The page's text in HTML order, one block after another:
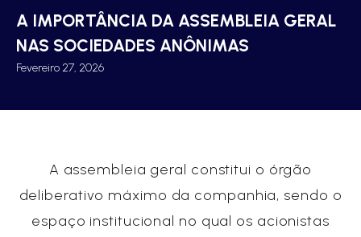
A IMPORTÂNCIA DA ASSEMBLEIA GERAL
NAS SOCIEDADES ANÔNIMAS
Fevereiro 27, 2026
A assembleia geral constitui o órgão
deliberativo máximo da companhia, sendo o
espaço institucional no qual os acionistas